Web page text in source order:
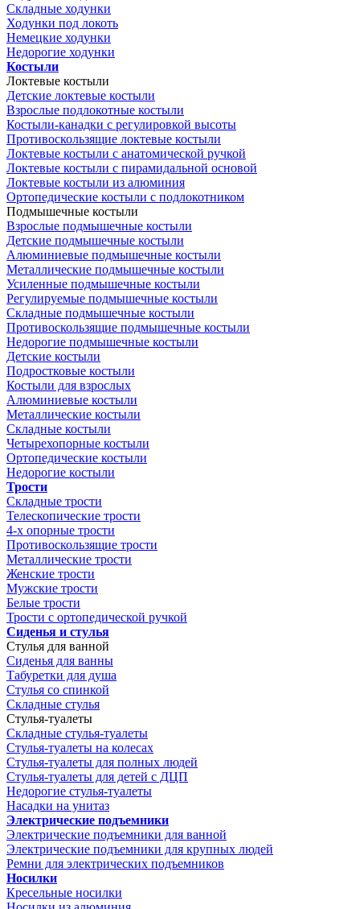
Складные ходунки
Ходунки под локоть
Немецкие ходунки
Недорогие ходунки
Костыли
Локтевые костыли
Детские локтевые костыли
Взрослые подлокотные костыли
Костыли-канадки с регулировкой высоты
Противоскользящие локтевые костыли
Локтевые костыли с анатомической ручкой
Локтевые костыли с пирамидальной основой
Локтевые костыли из алюминия
Ортопедические костыли с подлокотником
Подмышечные костыли
Взрослые подмышечные костыли
Детские подмышечные костыли
Алюминиевые подмышечные костыли
Металлические подмышечные костыли
Усиленные подмышечные костыли
Регулируемые подмышечные костыли
Складные подмышечные костыли
Противоскользящие подмышечные костыли
Недорогие подмышечные костыли
Детские костыли
Подростковые костыли
Костыли для взрослых
Алюминиевые костыли
Металлические костыли
Складные костыли
Четырехопорные костыли
Ортопедические костыли
Недорогие костыли
Трости
Складные трости
Телескопические трости
4-х опорные трости
Противоскользящие трости
Металлические трости
Женские трости
Мужские трости
Белые трости
Трости с ортопедической ручкой
Сиденья и стулья
Стулья для ванной
Сиденья для ванны
Табуретки для душа
Стулья со спинкой
Складные стулья
Стулья-туалеты
Складные стулья-туалеты
Стулья-туалеты на колесах
Стулья-туалеты для полных людей
Стулья-туалеты для детей с ДЦП
Недорогие стулья-туалеты
Насадки на унитаз
Электрические подъемники
Электрические подъемники для ванной
Электрические подъемники для крупных людей
Ремни для электрических подъемников
Носилки
Кресельные носилки